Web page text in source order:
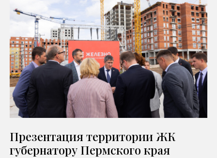
Презентация территории ЖК
губернатору Пермского края